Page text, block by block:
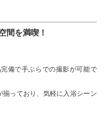
間を満喫！
備で手ぶらでの撮影が可能で
っており、気軽に入浴シーン